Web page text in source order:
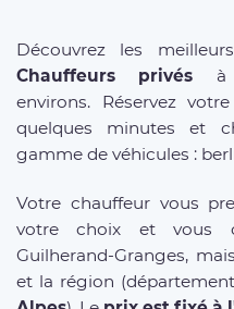
Découvrez les
Chauffeurs privés
environs. Réservez
quelques minutes et
gamme de véhicules :
Votre chauffeur vous
votre choix et vous
Guilherand-Granges,
et la région